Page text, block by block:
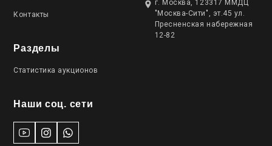
Контакты
Разделы
Статистика аукционов
Наши соц. сети
г. Москва, 123317 ММДЦ
"Москва-Сити", эт.45 ул.
Пресненская набережная
12-82